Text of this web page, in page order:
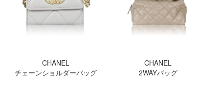
CHANEL
チェーンショルダーバッグ
CHANEL
2WAYバッグ